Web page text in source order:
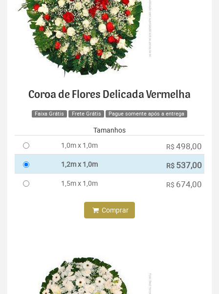
Coroa de Flores Delicada Vermelha
Faixa Grátis Frete Grátis Pague somente após a entrega
Tamanhos
1,0m x 1,0m
R$ 498,00
1,2m x 1,0m R$ 537,00
1,5m x 1,0m R$ 674,00
Comprar